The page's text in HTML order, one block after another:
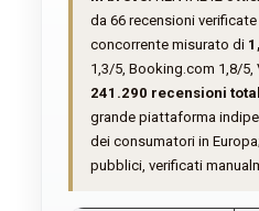
da 66 recensioni
concorrente misurato di
1,3/5, Booking.com 1,8/5,
241.290 recensioni
grande piattaforma
dei consumatori in
pubblici, verificati